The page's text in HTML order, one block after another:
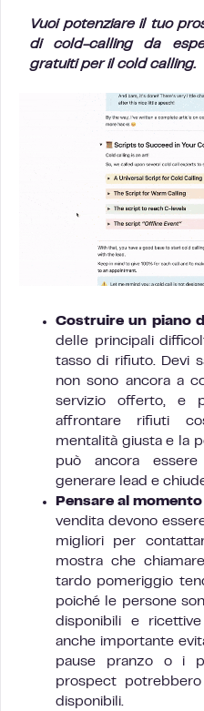
Vuoi potenziare il tuo
di cold-calling da
gratuiti per il cold calling.
Costruire un piano
delle principali
tasso di rifiuto. Devi
non sono ancora a
servizio offerto, e
affrontare rifiuti
mentalità giusta e la
può ancora
generare lead e
Pensare al
vendita devono
migliori per
mostra che
tardo pomeriggio
poiché le persone
disponibili e
anche importante
pause pranzo o i
prospect
disponibili.